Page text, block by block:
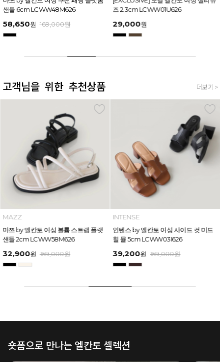
즈 2.3cm LCWW01U626
29,000원
샌들 1.5cm LCWW04I626
29,900원
고객님을 위한 추천상품 더보기 >
INTENSE
인텐스 by 엘칸토 여성 사이드 컷 미드
힐 뮬 5cm LCWW03I626
39,200원 159,000원
INTENSE
인텐스 by 엘칸토 여성 볼륨 원 밴드 베
이직 샌들 5cm LCWW02I626
29,900원 149,000원
숏폼으로 만나는 엘칸토 셀렉션